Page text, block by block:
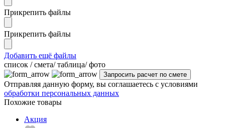
Прикрепить файлы
Прикрепить файлы
Добавить ещё файлы
cписок / смета/ таблица/ фото
Отправляя данную форму, вы соглашаетесь с условиями
обработки персональных данных
Похожие товары
Акция